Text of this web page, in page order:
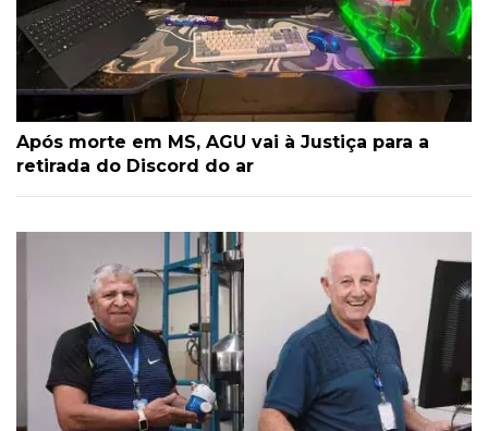
Após morte em MS, AGU vai à Justiça para a
retirada do Discord do ar